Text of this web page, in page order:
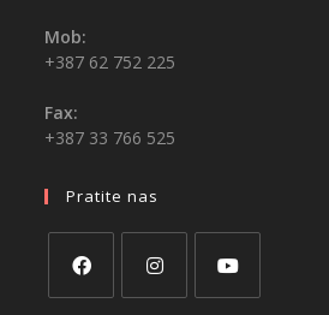
Mob:
+387 62 752 225
Fax:
+387 33 766 525
Pratite nas